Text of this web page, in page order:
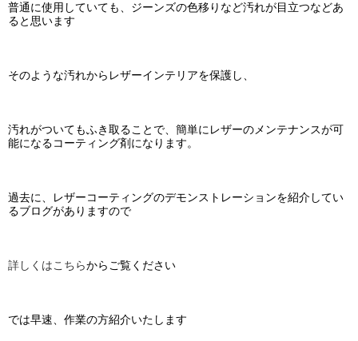
普通に使用していても、ジーンズの色移りなど汚れが目立つなどあ
ると思います
そのような汚れからレザーインテリアを保護し、
汚れがついてもふき取ることで、簡単にレザーのメンテナンスが可
能になるコーティング剤になります。
過去に、レザーコーティングのデモンストレーションを紹介してい
るブログがありますので
詳しくはこちらからご覧ください
では早速、作業の方紹介いたします